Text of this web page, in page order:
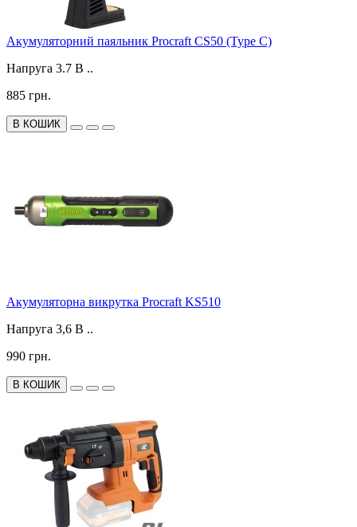
Акумуляторний паяльник Procraft CS50 (Type C)
Напруга 3.7 В ..
885 грн.
В КОШИК
Акумуляторна викрутка Procraft KS510
Напруга 3,6 В ..
990 грн.
В КОШИК